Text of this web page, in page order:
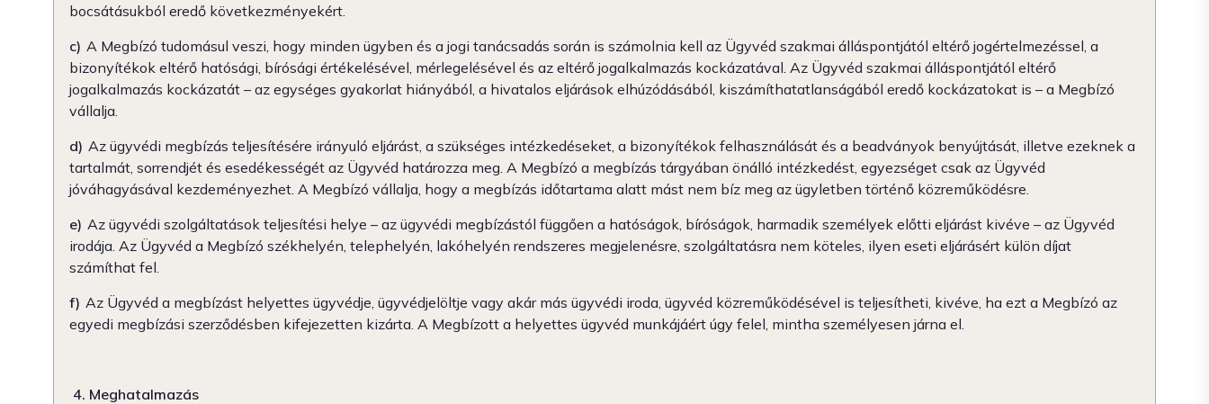
bocsátásukból eredő következményekért.
c) A Megbízó tudomásul veszi, hogy minden ügyben és a jogi tanácsadás során is számolnia kell az Ügyvéd szakmai álláspontjától eltérő jogértelmezéssel, a
bizonyítékok eltérő hatósági, bírósági értékelésével, mérlegelésével és az eltérő jogalkalmazás kockázatával. Az Ügyvéd szakmai álláspontjától eltérő
jogalkalmazás kockázatát – az egységes gyakorlat hiányából, a hivatalos eljárások elhúzódásából, kiszámíthatatlanságából eredő kockázatokat is – a Megbízó
vállalja.
d) Az ügyvédi megbízás teljesítésére irányuló eljárást, a szükséges intézkedéseket, a bizonyítékok felhasználását és a beadványok benyújtását, illetve ezeknek a
tartalmát, sorrendjét és esedékességét az Ügyvéd határozza meg. A Megbízó a megbízás tárgyában önálló intézkedést, egyezséget csak az Ügyvéd
jóváhagyásával kezdeményezhet. A Megbízó vállalja, hogy a megbízás időtartama alatt mást nem bíz meg az ügyletben történő közreműködésre.
e) Az ügyvédi szolgáltatások teljesítési helye – az ügyvédi megbízástól függően a hatóságok, bíróságok, harmadik személyek előtti eljárást kivéve – az Ügyvéd
irodája. Az Ügyvéd a Megbízó székhelyén, telephelyén, lakóhelyén rendszeres megjelenésre, szolgáltatásra nem köteles, ilyen eseti eljárásért külön díjat
számíthat fel.
f) Az Ügyvéd a megbízást helyettes ügyvédje, ügyvédjelöltje vagy akár más ügyvédi iroda, ügyvéd közreműködésével is teljesítheti, kivéve, ha ezt a Megbízó az
egyedi megbízási szerződésben kifejezetten kizárta. A Megbízott a helyettes ügyvéd munkájáért úgy felel, mintha személyesen járna el.
4. Meghatalmazás